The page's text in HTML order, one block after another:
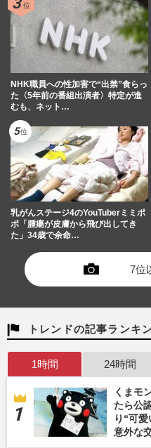
NHK職員への性加害で“出禁”食らっ
た〈5年前の番組出演者〉特定が進
むも、ネット…
乳がんステージ4のYouTuberミミポ
ポ「腫瘍が皮膚から飛び出してき
た」34歳で余命…
7位
トレンドの記事ランキ
1時間 24時間
くまモ
たら公
り“可
意外な